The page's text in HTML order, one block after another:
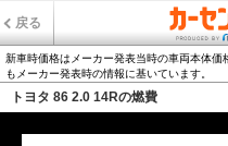
戻る
新車時価格はメーカー発表当時の車両本体
もメーカー発表時の情報に基いています。
トヨタ 86 2.0 14Rの燃費